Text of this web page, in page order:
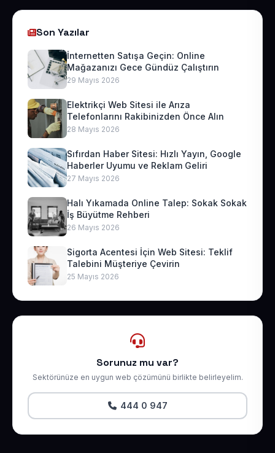
Son Yazılar
İnternetten Satışa Geçin: Online
Mağazanızı Gece Gündüz Çalıştırın
29 Mayıs 2026
Elektrikçi Web Sitesi ile Arıza
Telefonlarını Rakibinizden Önce Alın
28 Mayıs 2026
Sıfırdan Haber Sitesi: Hızlı Yayın, Google
Haberler Uyumu ve Reklam Geliri
27 Mayıs 2026
Halı Yıkamada Online Talep: Sokak Sokak
İş Büyütme Rehberi
26 Mayıs 2026
Sigorta Acentesi İçin Web Sitesi: Teklif
Talebini Müşteriye Çevirin
25 Mayıs 2026
Sorunuz mu var?
Sektörünüze en uygun web çözümünü birlikte belirleyelim.
444 0 947